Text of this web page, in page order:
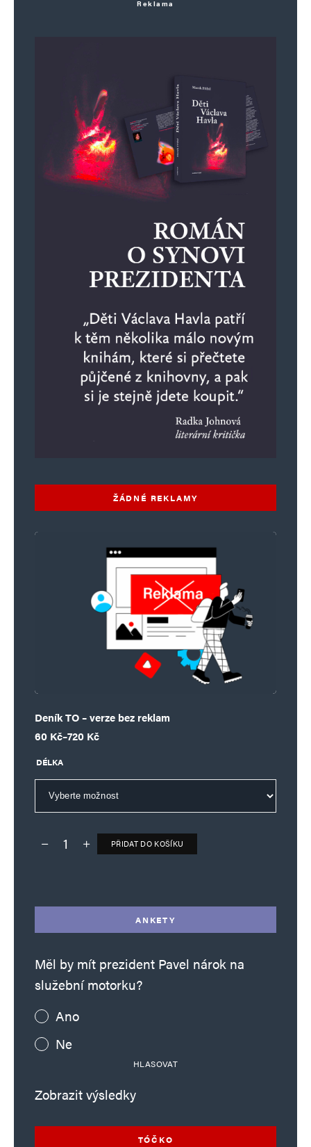
Reklama
ŽÁDNÉ REKLAMY
Deník TO – verze bez reklam
60 Kč–720 Kč
Rozpětí cen: 60 Kč až 720 Kč
DÉLKA
Deník TO – verze bez reklam množství
PŘIDAT DO KOŠÍKU
ANKETY
Měl by mít prezident Pavel nárok na
služební motorku?
Ano
Ne
HLASOVAT
Zobrazit výsledky
TÓČKO